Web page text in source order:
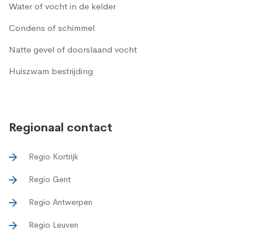
Water of vocht in de kelder
Condens of schimmel
Natte gevel of doorslaand vocht
Huiszwam bestrijding
Regionaal contact
Regio Kortrijk
Regio Gent
Regio Antwerpen
Regio Leuven